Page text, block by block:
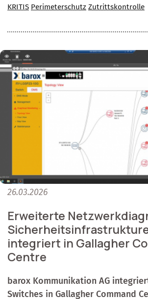
KRITIS Perimeterschutz Zutrittskontrolle
26.03.2026
Erweiterte
integriert in Gallagher
Centre
barox Kommunikation AG
Switches in Gallagher Command